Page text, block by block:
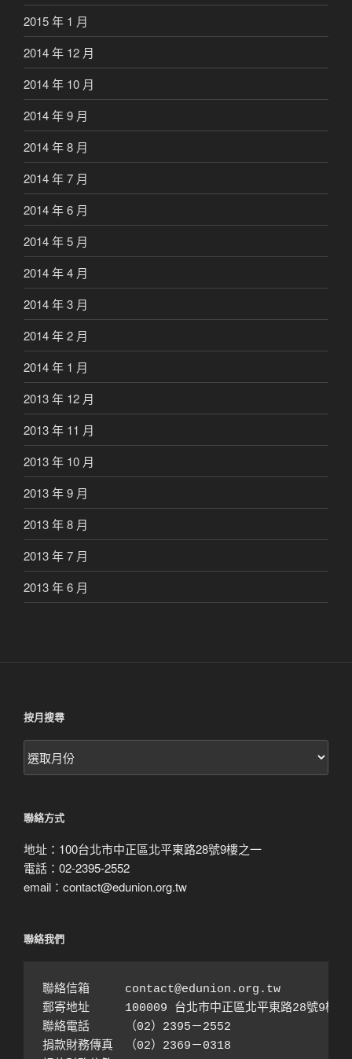
2015 年 1 月
2014 年 12 月
2014 年 10 月
2014 年 9 月
2014 年 8 月
2014 年 7 月
2014 年 6 月
2014 年 5 月
2014 年 4 月
2014 年 3 月
2014 年 2 月
2014 年 1 月
2013 年 12 月
2013 年 11 月
2013 年 10 月
2013 年 9 月
2013 年 8 月
2013 年 7 月
2013 年 6 月
按月搜尋
按
月
聯絡方式
地址：100台北市中正區北平東路28號9樓之一
電話：02-2395-2552
email：contact@edunion.org.tw
聯絡我們
聯絡信箱　　　contact@edunion.org.tw
郵寄地址　　　100009 台北市中正區北平東路28號9樓之
聯絡電話　　　（02）2395－2552
捐款財務傳真　（02）2369－0318